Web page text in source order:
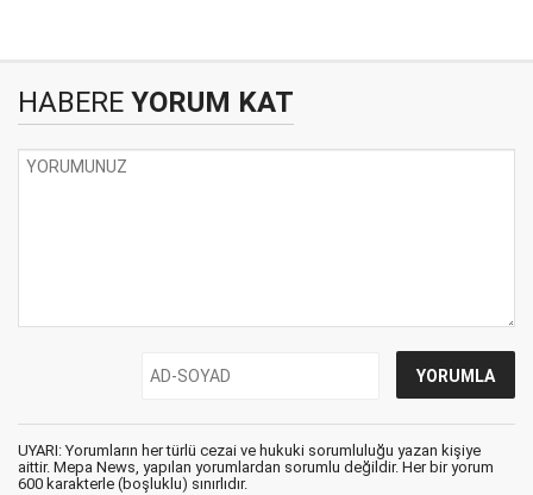
HABERE YORUM KAT
UYARI: Yorumların her türlü cezai ve hukuki sorumluluğu yazan kişiye
aittir. Mepa News, yapılan yorumlardan sorumlu değildir. Her bir yorum
600 karakterle (boşluklu) sınırlıdır.